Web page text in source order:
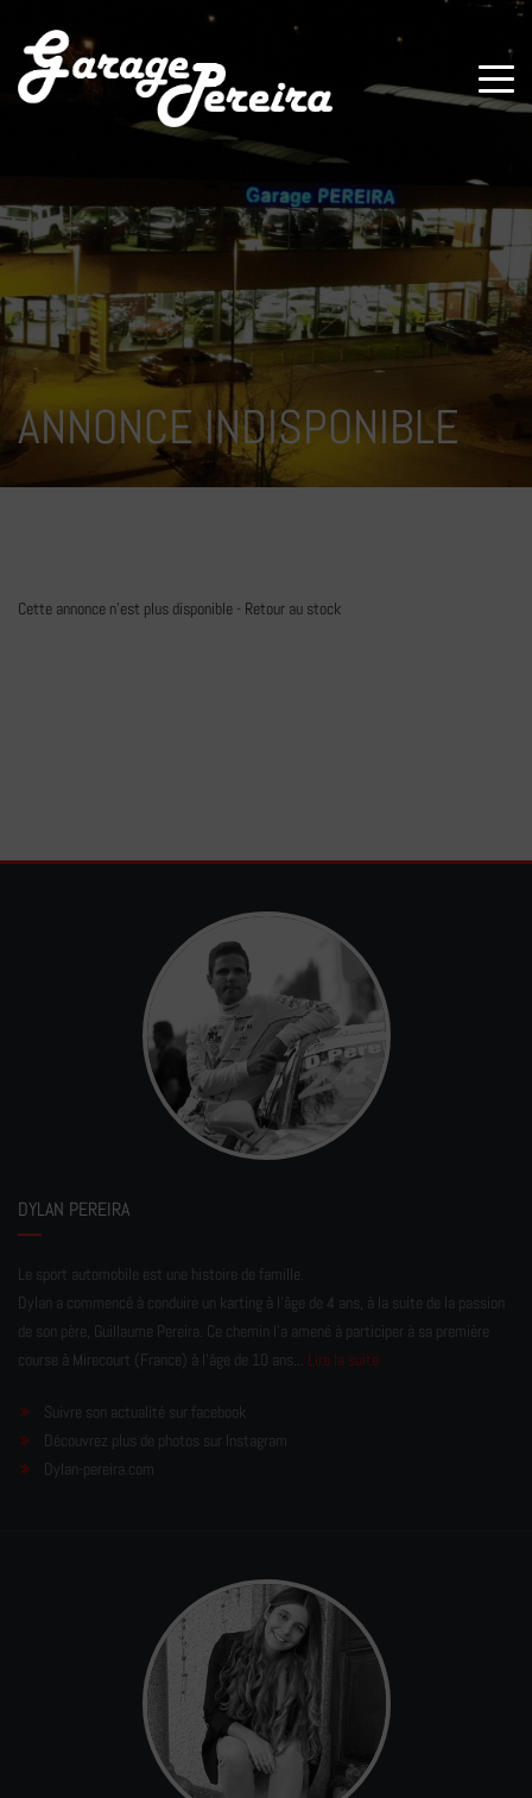
ANNONCE INDISPONIBLE
Cette annonce n'est plus disponible - Retour au stock
DYLAN PEREIRA
Le sport automobile est une histoire de famille.
Dylan a commencé à conduire un karting à l’âge de 4 ans, à la suite de la passion
de son père, Guillaume Pereira. Ce chemin l'a amené à participer à sa première
course à Mirecourt (France) à l'âge de 10 ans... Lire la suite
Suivre son actualité sur facebook
Découvrez plus de photos sur Instagram
Dylan-pereira.com
Paramètres avancés des cookies